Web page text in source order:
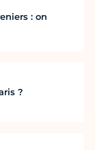
: on
?